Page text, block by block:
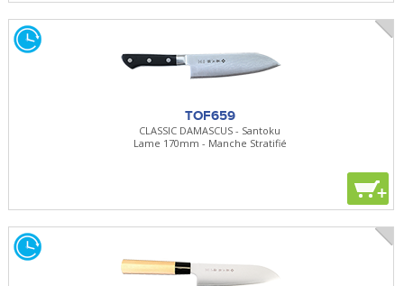
TOF659
CLASSIC DAMASCUS - Santoku
Lame 170mm - Manche Stratifié
+